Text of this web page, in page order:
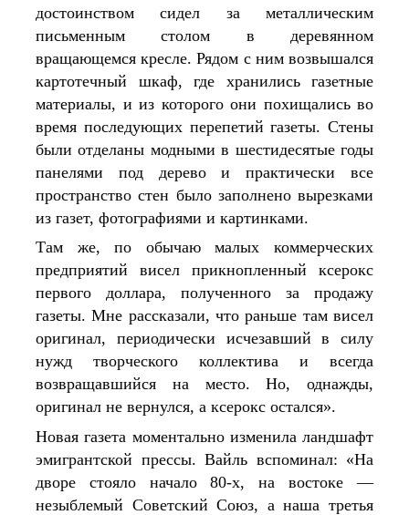
достоинством сидел за металлическим
письменным столом в деревянном
вращающемся кресле. Рядом с ним возвышался
картотечный шкаф, где хранились газетные
материалы, и из которого они похищались во
время последующих перепетий газеты. Стены
были отделаны модными в шестидесятые годы
панелями под дерево и практически все
пространство стен было заполнено вырезками
из газет, фотографиями и картинками.
Там же, по обычаю малых коммерческих
предприятий висел прикнопленный ксерокс
первого доллара, полученного за продажу
газеты. Мне рассказали, что раньше там висел
оригинал, периодически исчезавший в силу
нужд творческого коллектива и всегда
возвращавшийся на место. Но, однажды,
оригинал не вернулся, а ксерокс остался».
Новая газета моментально изменила ландшафт
эмигрантской прессы. Вайль вспоминал: «На
дворе стояло начало 80-х, на востоке —
незыблемый Советский Союз, а наша третья